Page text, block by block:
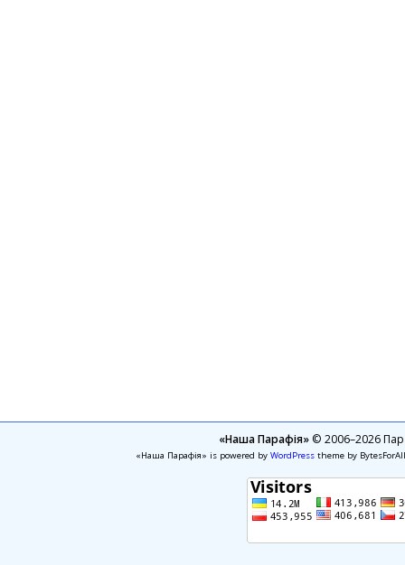
«Наша Парафія»© 2006–2026
«Наша Парафія» is powered by WordPresstheme by